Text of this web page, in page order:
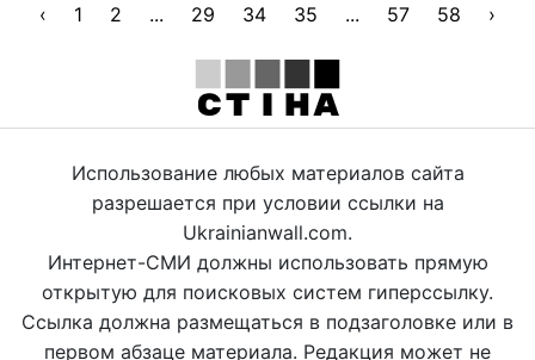
‹ 1 2 ... 29 34 35 ... 57 58 ›
Использование любых материалов сайта
разрешается при условии ссылки на
Ukrainianwall.com.
Интернет-СМИ должны использовать прямую
открытую для поисковых систем гиперссылку.
Ссылка должна размещаться в подзаголовке или в
первом абзаце материала. Редакция может не